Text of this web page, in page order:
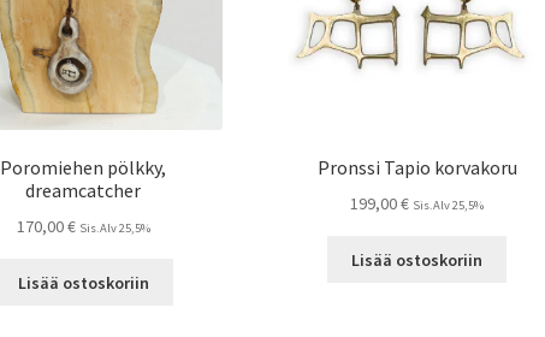
Poromiehen pölkky,
dreamcatcher
170,00€ Sis.Alv 25,5%
Lisää ostoskoriin
Pronssi Tapio korvakoru
199,00€ Sis.Alv 25,5%
Lisää ostoskoriin